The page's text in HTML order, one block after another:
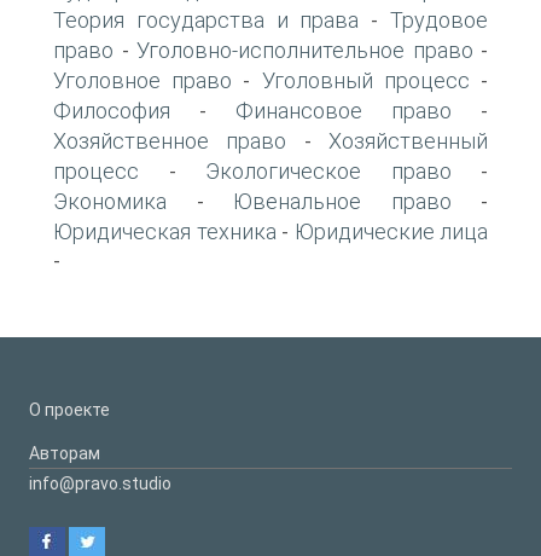
Теория государства и права -Трудовое
право - Уголовно-исполнительное право -
Уголовное право - Уголовный процесс -
Философия - Финансовое право -
Хозяйственное право - Хозяйственный
процесс - Экологическое право -
Экономика - Ювенальное право -
Юридическая техника - Юридические лица
-
О проекте
Авторам
info@pravo.studio